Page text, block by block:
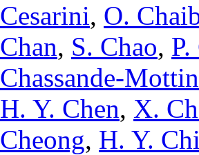
Cesarini, O.
Chan, S. Chao,
Chassande-Mottin
H. Y. Chen, X.
Cheong, H. Y.